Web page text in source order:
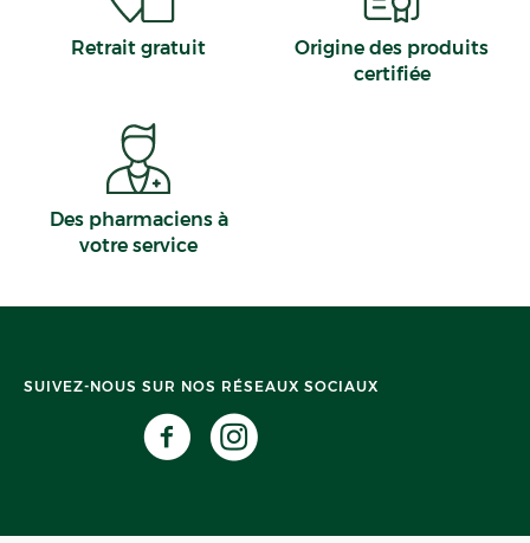
Retrait gratuit
Origine des produits
certifiée
Des pharmaciens à
votre service
SUIVEZ-NOUS SUR NOS RÉSEAUX SOCIAUX